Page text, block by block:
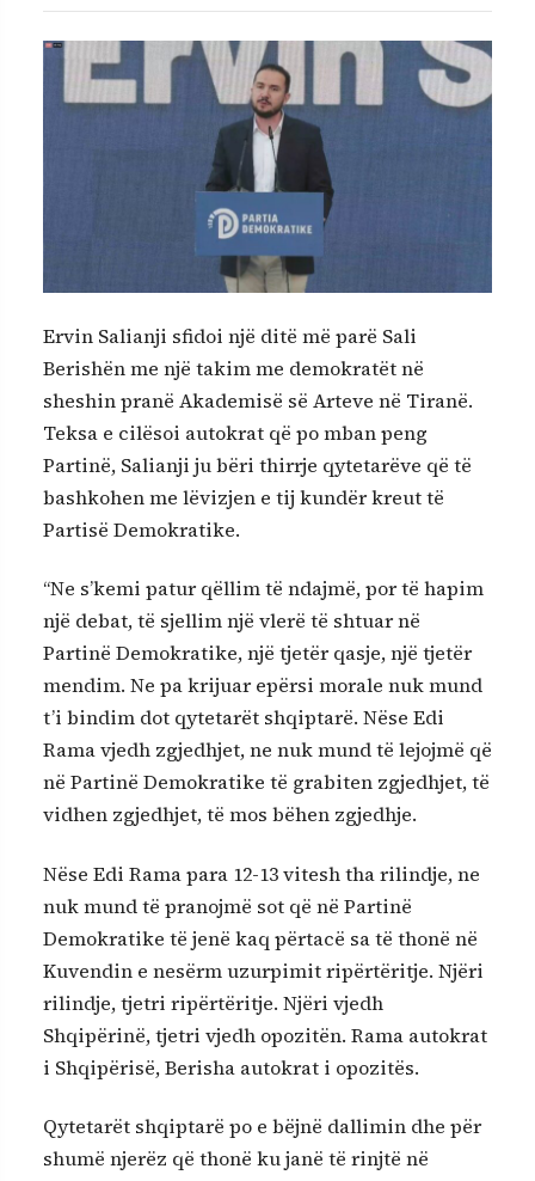
Ervin Salianji sfidoi një ditë më parë Sali
Berishën me një takim me demokratët në
sheshin pranë Akademisë së Arteve në Tiranë.
Teksa e cilësoi autokrat që po mban peng
Partinë, Salianji ju bëri thirrje qytetarëve që të
bashkohen me lëvizjen e tij kundër kreut të
Partisë Demokratike.
“Ne s’kemi patur qëllim të ndajmë, por të hapim
një debat, të sjellim një vlerë të shtuar në
Partinë Demokratike, një tjetër qasje, një tjetër
mendim. Ne pa krijuar epërsi morale nuk mund
t’i bindim dot qytetarët shqiptarë. Nëse Edi
Rama vjedh zgjedhjet, ne nuk mund të lejojmë që
në Partinë Demokratike të grabiten zgjedhjet, të
vidhen zgjedhjet, të mos bëhen zgjedhje.
Nëse Edi Rama para 12-13 vitesh tha rilindje, ne
nuk mund të pranojmë sot që në Partinë
Demokratike të jenë kaq përtacë sa të thonë në
Kuvendin e nesërm uzurpimit ripërtëritje. Njëri
rilindje, tjetri ripërtëritje. Njëri vjedh
Shqipërinë, tjetri vjedh opozitën. Rama autokrat
i Shqipërisë, Berisha autokrat i opozitës.
Qytetarët shqiptarë po e bëjnë dallimin dhe për
shumë njerëz që thonë ku janë të rinjtë në